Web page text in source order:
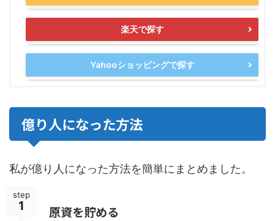
楽天で探す
Yahooショッピングで探す
億り人になった方法
私が億り人になった方法を簡単にまとめました。
step
1 原資を貯める